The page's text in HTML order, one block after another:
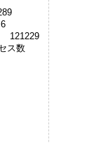
121229
ス数